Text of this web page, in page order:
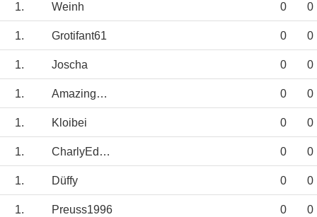
1. Weinh 0 0
1. Grotifant61 0 0
1. Joscha 0 0
1. AmazingRed 0 0
1. Kloibei 0 0
1. CharlyEddie7042 0 0
1. Düffy 0 0
1. Preuss1996 0 0